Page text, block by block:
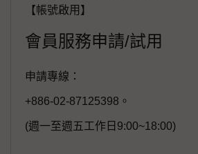
【帳號啟用】
會員服務申請/試用
申請專線：
+886-02-87125398。
(週一至週五工作日9:00~18:00)